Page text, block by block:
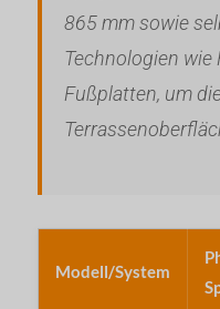
865 mm sowie
Technologien wie
Fußplatten, um
Modell/System